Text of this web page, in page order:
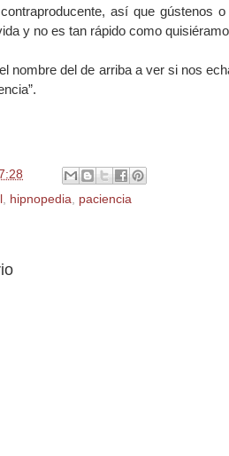
así que gústenos
y no es tan rápido como
nombre del de arriba a ver si nos
hipnopedia paciencia